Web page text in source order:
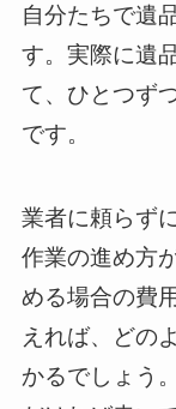
自分たちで遺
す。実際に遺
て、ひとつず
です。
業者に頼らず
作業の進め方
める場合の費
えれば、どの
かるでしょう